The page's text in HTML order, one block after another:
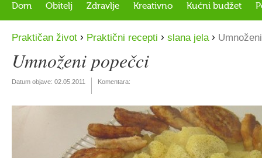
Dom Obitelj Zdravlje Kreativno Kućni budžet
Praktičan život › Praktični recepti › slana jela ›
Umnoženi popečci
Datum objave: 02.05.2011 Komentara: